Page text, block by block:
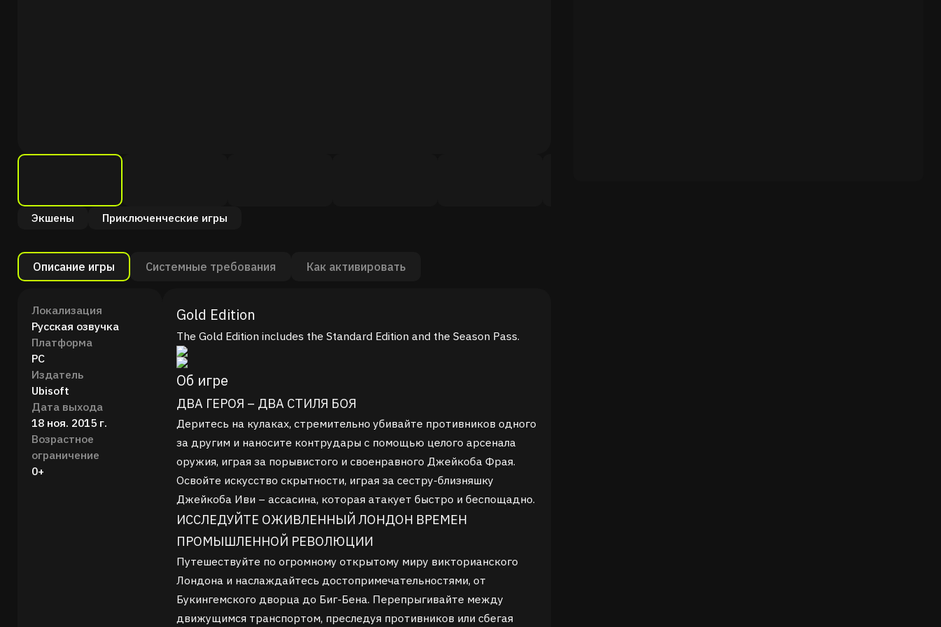
Экшены Приключенческие игры
Описание игры Системные требования Как активировать
Локализация
Русская озвучка
Платформа
PC
Издатель
Ubisoft
Дата выхода
18 ноя. 2015 г.
Возрастное
ограничение
0+
Gold Edition
The Gold Edition includes the Standard Edition and the Season Pass.
Об игре
ДВА ГЕРОЯ – ДВА СТИЛЯ БОЯ
Деритесь на кулаках, стремительно убивайте противников одного
за другим и наносите контрудары с помощью целого арсенала
оружия, играя за порывистого и своенравного Джейкоба Фрая.
Освойте искусство скрытности, играя за сестру-близняшку
Джейкоба Иви – ассасина, которая атакует быстро и беспощадно.
ИССЛЕДУЙТЕ ОЖИВЛЕННЫЙ ЛОНДОН ВРЕМЕН
ПРОМЫШЛЕННОЙ РЕВОЛЮЦИИ
Путешествуйте по огромному открытому миру викторианского
Лондона и наслаждайтесь достопримечательностями, от
Букингемского дворца до Биг-Бена. Перепрыгивайте между
движущимся транспортом, преследуя противников или сбегая